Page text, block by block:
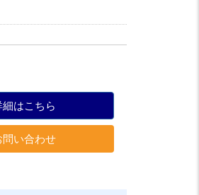
細はこちら
問い合わせ